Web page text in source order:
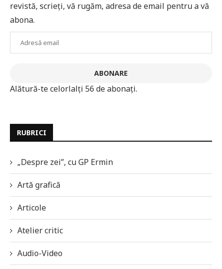
revistă, scrieți, vă rugăm, adresa de email pentru a vă
abona.
Adresă
ABONARE
Alătură-te celorlalți 56 de abonați.
RUBRICI
„Despre zei”, cu GP Ermin
Artă grafică
Articole
Atelier critic
Audio-Video